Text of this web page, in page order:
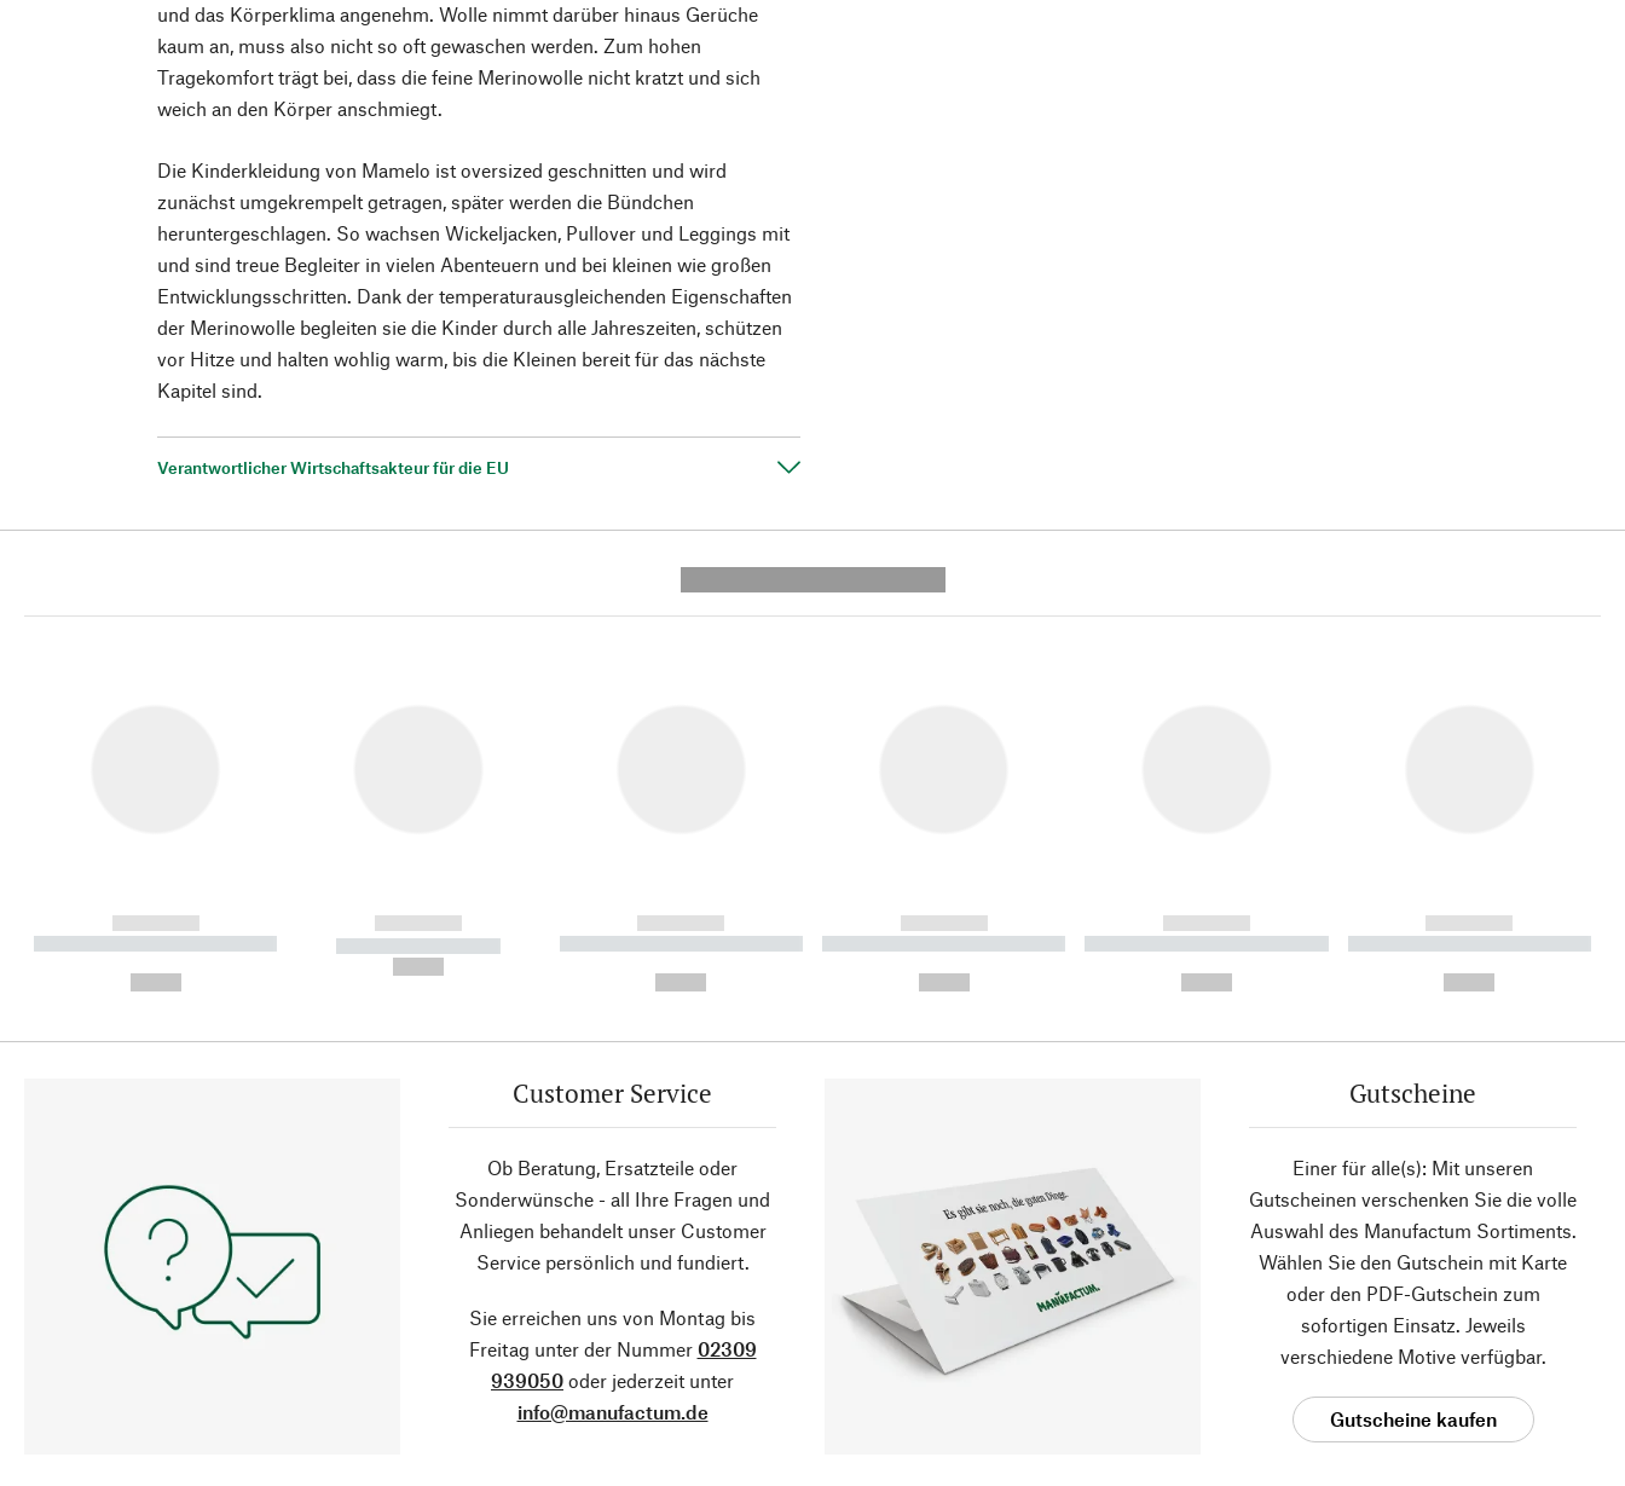
und das Körperklima angenehm. Wolle nimmt darüber hinaus Gerüche
kaum an, muss also nicht so oft gewaschen werden. Zum hohen
Tragekomfort trägt bei, dass die feine Merinowolle nicht kratzt und sich
weich an den Körper anschmiegt.
Die Kinderkleidung von Mamelo ist oversized geschnitten und wird
zunächst umgekrempelt getragen, später werden die Bündchen
heruntergeschlagen. So wachsen Wickeljacken, Pullover und Leggings mit
und sind treue Begleiter in vielen Abenteuern und bei kleinen wie großen
Entwicklungsschritten. Dank der temperaturausgleichenden Eigenschaften
der Merinowolle begleiten sie die Kinder durch alle Jahreszeiten, schützen
vor Hitze und halten wohlig warm, bis die Kleinen bereit für das nächste
Kapitel sind.
Verantwortlicher Wirtschaftsakteur für die EU
------------
----------- ----------- ----------
------------
----------- -----------
------------
----------- ----------- ----------
------------
----------- ----------- ----------
------------
----------- ----------- ----------
------------
----------- ----------- ----------
Customer Service
Ob Beratung, Ersatzteile oder
Sonderwünsche - all Ihre Fragen und
Anliegen behandelt unser Customer
Service persönlich und fundiert.
Sie erreichen uns von Montag bis
Freitag unter der Nummer 02309
939050 oder jederzeit unter
info@manufactum.de
Gutscheine
Einer für alle(s): Mit unseren
Gutscheinen verschenken Sie die volle
Auswahl des Manufactum Sortiments.
Wählen Sie den Gutschein mit Karte
oder den PDF-Gutschein zum
sofortigen Einsatz. Jeweils
verschiedene Motive verfügbar.
Gutscheine kaufen